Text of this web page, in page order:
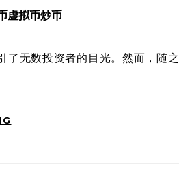
虚拟币炒币